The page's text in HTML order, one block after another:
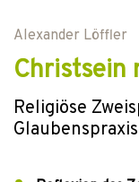
Alexander Löffler
Christsein
Religiöse
Glaubenspraxis